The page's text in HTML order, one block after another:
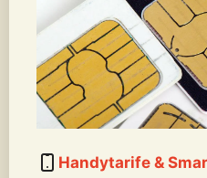
Handytarife &